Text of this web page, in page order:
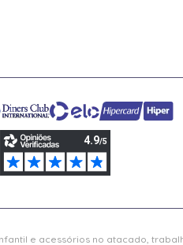
e acessórios no atacado,